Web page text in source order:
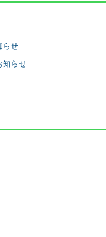
らせ
知らせ